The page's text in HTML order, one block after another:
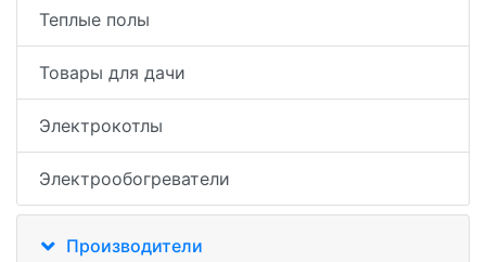
Теплые полы
Товары для дачи
Электрокотлы
Электрообогреватели
Производители